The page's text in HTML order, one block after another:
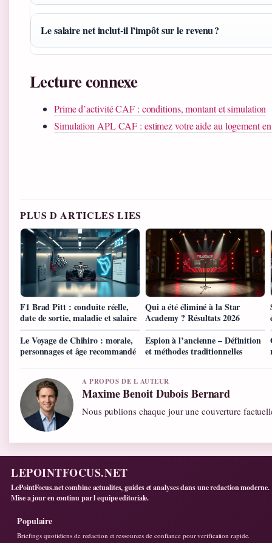
Le salaire net inclut‑il l’impôt sur le revenu ?
Lecture connexe
Prime d’activité CAF : conditions, montant et simulation
Simulation APL CAF : estimez votre aide au logement
PLUS D ARTICLES LIES
F1 Brad Pitt : conduite réelle,
date de sortie, maladie et salaire
Qui a été éliminé à la Star
Academy ? Résultats 2026
Le Voyage de Chihiro : morale,
personnages et âge recommandé
Espion à l’ancienne – Définition
et méthodes traditionnelles
A PROPOS DE L AUTEUR
Maxime Benoit Dubois Bernard
Nous publions chaque jour une couverture
LEPOINTFOCUS.NET
LePointFocus.net combine actualites, guides et analyses dans une redaction moderne.
Mise a jour en continu par l equipe editoriale.
Populaire
Briefings quotidiens de redaction et ressources de confiance pour verification rapide.